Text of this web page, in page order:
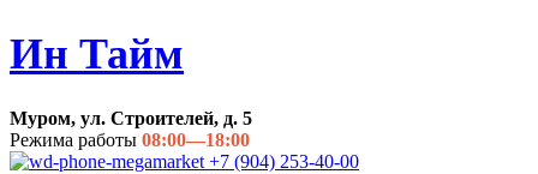
Ин Тайм
Муром, ул. Строителей, д. 5
Режима работы 08:00—18:00
+7 (904) 253-40-00